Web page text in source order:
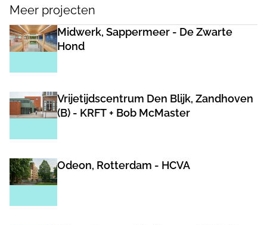
Meer projecten
Midwerk, Sappermeer - De Zwarte
Hond
Vrijetijdscentrum Den Blijk, Zandhoven
(B) - KRFT + Bob McMaster
Odeon, Rotterdam - HCVA